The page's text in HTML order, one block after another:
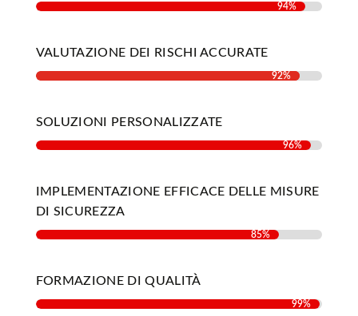
94%
94%
VALUTAZIONE DEI RISCHI ACCURATE
92%
92%
SOLUZIONI PERSONALIZZATE
96%
96%
IMPLEMENTAZIONE EFFICACE DELLE MISURE
DI SICUREZZA
85%
85%
FORMAZIONE DI QUALITÀ
99%
99%